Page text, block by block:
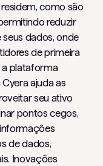
como são
reduzir
dados, onde
de primeira
a plataforma
ajuda as
seu ativo
pontos cegos,
de dados,
Inovações